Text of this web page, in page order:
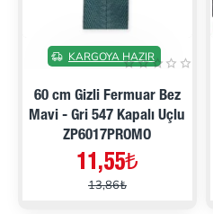
İNDIRIMDE
KARGOYA HAZIR
60 cm Gizli Fermuar Bez
Mavi - Gri 547 Kapalı Uçlu
ZP6017PROMO
11,55₺
13,86₺